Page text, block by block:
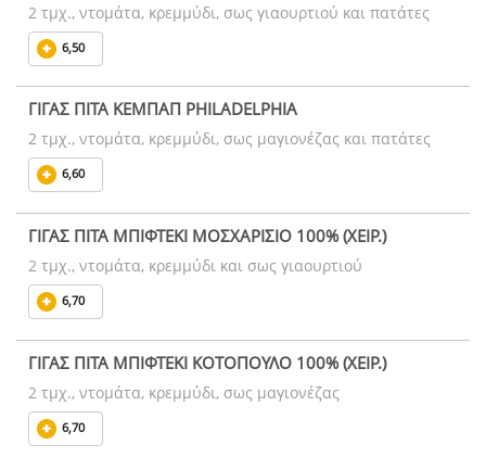
2 τμχ., ντομάτα, κρεμμύδι, σως γιαουρτιού και πατάτες
6,50
ΓΙΓΑΣ ΠΙΤΑ ΚΕΜΠΑΠ PHILADELPHIA
2 τμχ., ντομάτα, κρεμμύδι, σως μαγιονέζας και πατάτες
6,60
ΓΙΓΑΣ ΠΙΤΑ ΜΠΙΦΤΕΚΙ ΜΟΣΧΑΡΙΣΙΟ 100% (ΧΕΙΡ.)
2 τμχ., ντομάτα, κρεμμύδι και σως γιαουρτιού
6,70
ΓΙΓΑΣ ΠΙΤΑ ΜΠΙΦΤΕΚΙ ΚΟΤΟΠΟΥΛΟ 100% (ΧΕΙΡ.)
2 τμχ., ντομάτα, κρεμμύδι, σως μαγιονέζας
6,70